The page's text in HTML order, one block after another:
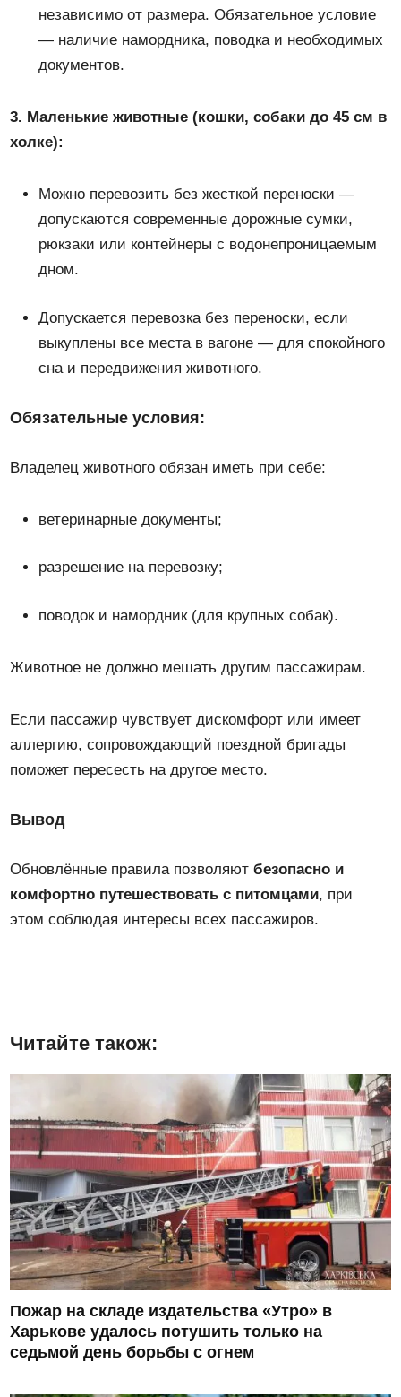
независимо от размера. Обязательное условие
— наличие намордника, поводка и необходимых
документов.
3. Маленькие животные (кошки, собаки до 45 см в
холке):
Можно перевозить без жесткой переноски —
допускаются современные дорожные сумки,
рюкзаки или контейнеры с водонепроницаемым
дном.
Допускается перевозка без переноски, если
выкуплены все места в вагоне — для спокойного
сна и передвижения животного.
Обязательные условия:
Владелец животного обязан иметь при себе:
ветеринарные документы;
разрешение на перевозку;
поводок и намордник (для крупных собак).
Животное не должно мешать другим пассажирам.
Если пассажир чувствует дискомфорт или имеет
аллергию, сопровождающий поездной бригады
поможет пересесть на другое место.
Вывод
Обновлённые правила позволяютбезопасно и
комфортно путешествовать с питомцами, при
этом соблюдая интересы всех пассажиров.
Читайте також:
Пожар на складе издательства «Утро» в
Харькове удалось потушить только на
седьмой день борьбы с огнем